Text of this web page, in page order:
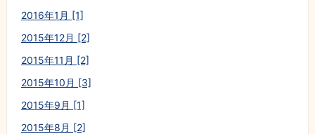
2016年1月 [1]
2015年12月 [2]
2015年11月 [2]
2015年10月 [3]
2015年9月 [1]
2015年8月 [2]